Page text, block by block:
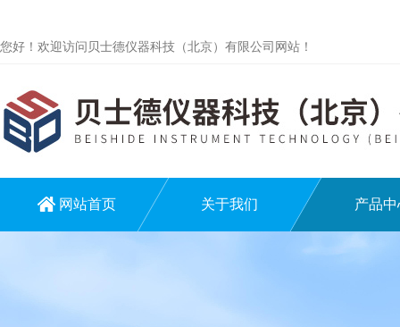
您好！欢迎访问贝士德仪器科技（北京）有限公司网站！
网站首页 关于我们 产品中